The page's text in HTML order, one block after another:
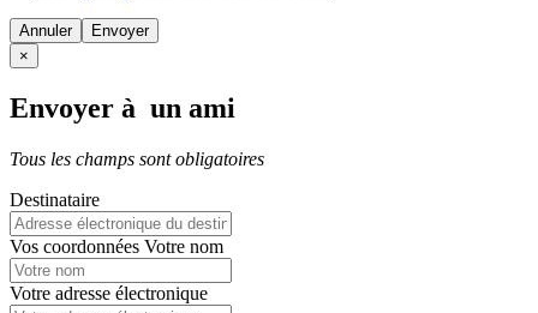
Annuler
×
Envoyer à un ami
Tous les champs sont obligatoires
Destinataire
Vos coordonnées Votre nom
Votre adresse électronique